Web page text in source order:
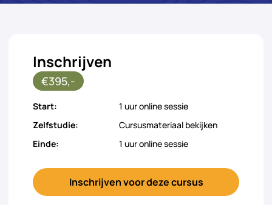
Inschrijven
€395,-
Start:
1 uur online sessie
Zelfstudie:
Cursusmateriaal bekijken
Einde:
1 uur online sessie
Inschrijven voor deze cursus